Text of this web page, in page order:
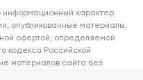
информационный характер.
опубликованные материалы,
офертой, определяемой
кодекса Российской
материалов сайта без